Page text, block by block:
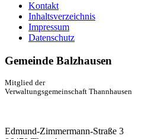
Kontakt
Inhaltsverzeichnis
Impressum
Datenschutz
Gemeinde Balzhausen
Mitglied der
Verwaltungsgemeinschaft Thannhausen
Edmund-Zimmermann-Straße 3